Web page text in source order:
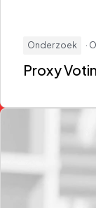
Onderzoek ·
Proxy